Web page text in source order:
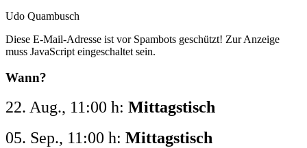
Udo Quambusch
Diese E-Mail-Adresse ist vor Spambots geschützt! Zur Anzeige
muss JavaScript eingeschaltet sein.
Wann?
22. Aug., 11:00 h: Mittagstisch
05. Sep., 11:00 h: Mittagstisch